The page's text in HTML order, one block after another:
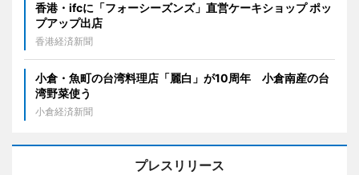
香港・ifcに「フォーシーズンズ」直営ケーキショップ ポッ
プアップ出店
香港経済新聞
小倉・魚町の台湾料理店「麗白」が10周年 小倉南産の台
湾野菜使う
小倉経済新聞
プレスリリース